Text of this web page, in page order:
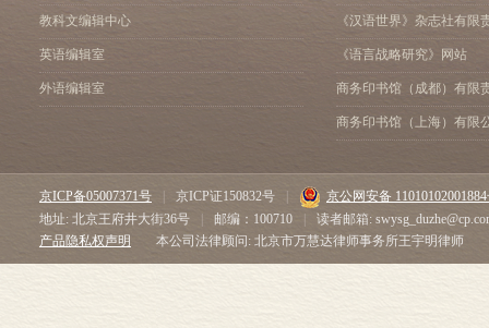
教科文编辑中心
英语编辑室
外语编辑室
《汉语世界》杂志社有限
《语言战略研究》网站
商务印书馆（成都）有限
商务印书馆（上海）有限
京ICP备05007371号 京ICP证150832号
京公网安备
地址: 北京王府井大街36号
邮编：100710
读者邮箱:
产品隐私权声明
本公司法律顾问: 北京市万慧达律师事务所王宇明律师